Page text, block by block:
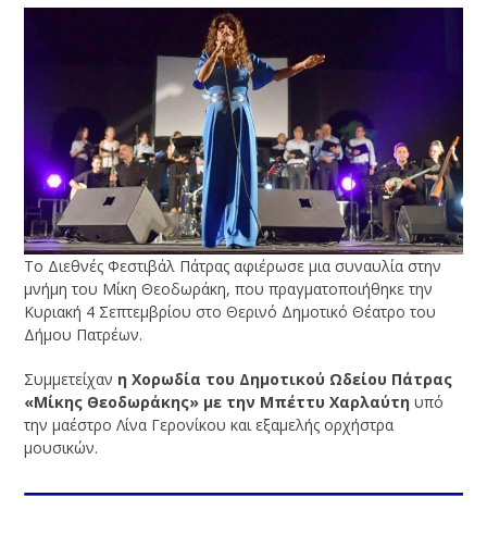
Το Διεθνές Φεστιβάλ Πάτρας αφιέρωσε μια συναυλία στην
μνήμη του Μίκη Θεοδωράκη, που πραγματοποιήθηκε την
Κυριακή 4 Σεπτεμβρίου στο Θερινό Δημοτικό Θέατρο του
Δήμου Πατρέων.
Συμμετείχαν η Χορωδία του Δημοτικού Ωδείου Πάτρας
«Μίκης Θεοδωράκης» με την Μπέττυ Χαρλαύτη υπό
την μαέστρο Λίνα Γερονίκου και εξαμελής ορχήστρα
μουσικών.